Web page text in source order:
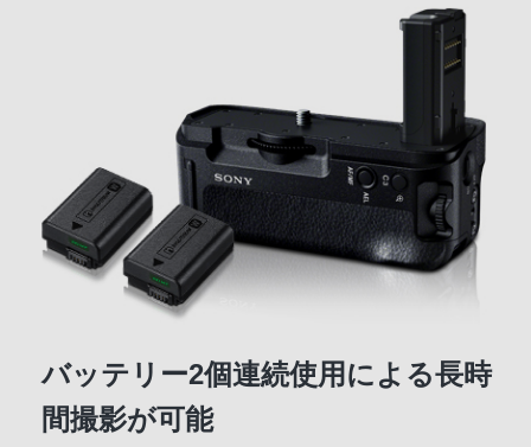
バッテリー2個連続使用による長時
間撮影が可能